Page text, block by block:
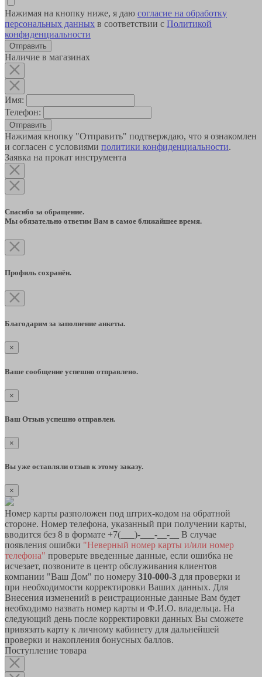
Нажимая на кнопку ниже, я даю согласие на обработку
персональных данных в соответствии с Политикой
конфиденциальности
Наличие в магазинах
Имя:
Телефон:
Отправить
Нажимая кнопку "Отправить" подтверждаю, что я ознакомлен
и согласен с условиями политики конфиденциальности.
Заявка на прокат инструмента
Спасибо за обращение.
Мы обязательно ответим Вам в самое ближайшее время.
Профиль сохранён.
Благодарим за заполнение анкеты.
×
Ваше сообщение успешно отправлено.
×
Ваш Отзыв успешно отправлен.
×
Вы уже оставляли отзыв к этому заказу.
×
Номер карты разположен под штрих-кодом на обратной
стороне. Номер телефона, указанный при получении карты,
вводится без 8 в формате +7(___)-___-__-__ В случае
появления ошибки "Неверный номер карты и/или номер
телефона" проверьте введенные данные, если ошибка не
исчезает, позвоните в центр обслуживания клиентов
компании "Ваш Дом" по номеру 310-000-3 для проверки и
при необходимости корректировки Ваших данных. Для
Внесения изменений в реистрационные данные Вам будет
необходимо назвать номер карты и Ф.И.О. владельца. На
следующий день после корректировки данных Вы сможете
привязать карту к личному кабинету для дальнейшей
проверки и накопления бонусных баллов.
Поступление товара